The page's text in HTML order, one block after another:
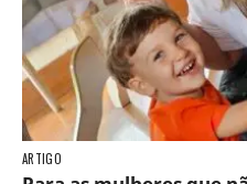
ARTIGO